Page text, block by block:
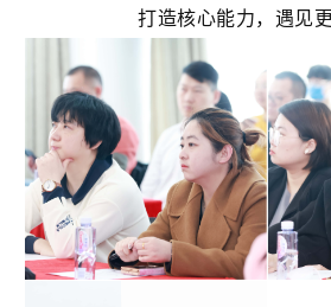
打造核心能力，遇见